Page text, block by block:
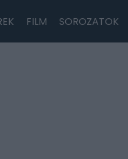
FILM SOROZATOK